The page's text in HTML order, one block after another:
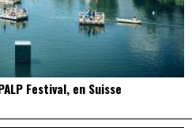
Festival, en Suisse